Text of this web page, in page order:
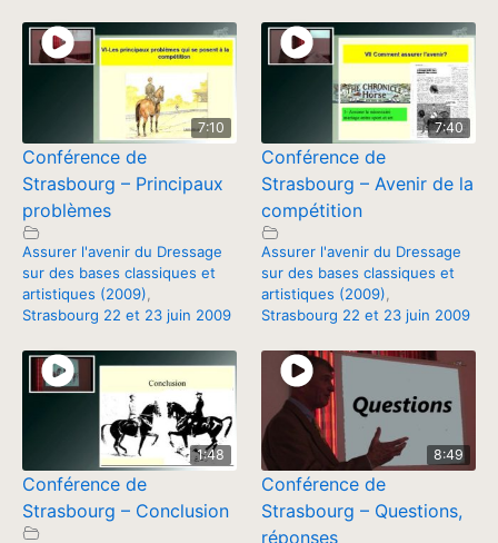
7:10
Conférence de
Strasbourg – Principaux
problèmes
Assurer l'avenir du Dressage
sur des bases classiques et
artistiques (2009)
Strasbourg 22 et 23 juin 2009
7:40
Conférence de
Strasbourg – Avenir de la
compétition
Assurer l'avenir du Dressage
sur des bases classiques et
artistiques (2009)
Strasbourg 22 et 23 juin 2009
1:48
Conférence de
Strasbourg – Conclusion
8:49
Conférence de
Strasbourg – Questions,
réponses